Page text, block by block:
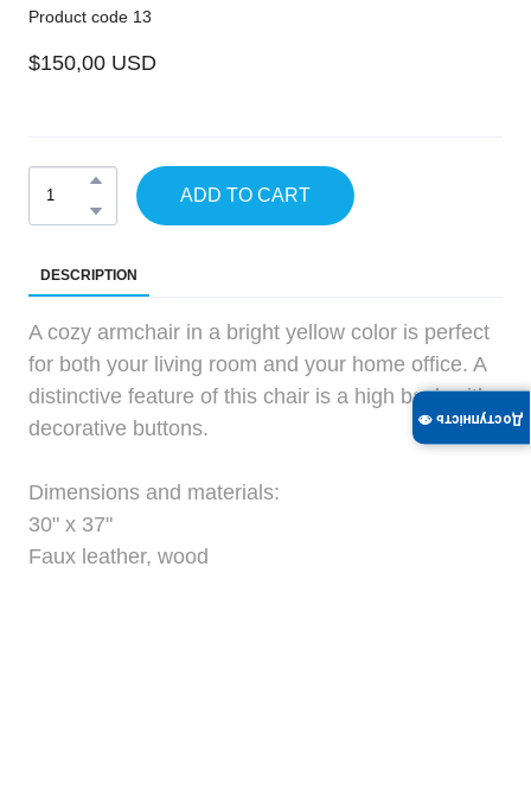
Product code 13
$150,00 USD
ADD TO CART
DESCRIPTION
A cozy armchair in a bright yellow color is perfect
for both your living room and your home office. A
distinctive feature of this chair is a high back with
decorative buttons.
Dimensions and materials:
30" x 37"
Faux leather, wood
Доступність 👁